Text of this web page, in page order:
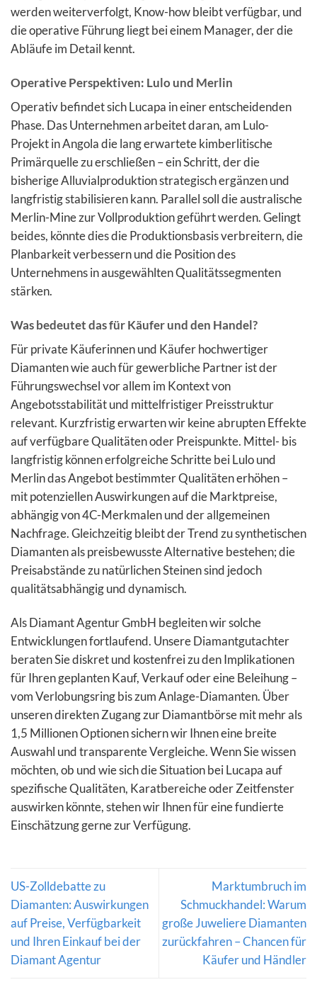
werden weiterverfolgt, Know-how bleibt verfügbar, und
die operative Führung liegt bei einem Manager, der die
Abläufe im Detail kennt.
Operative Perspektiven: Lulo und Merlin
Operativ befindet sich Lucapa in einer entscheidenden
Phase. Das Unternehmen arbeitet daran, am Lulo-
Projekt in Angola die lang erwartete kimberlitische
Primärquelle zu erschließen – ein Schritt, der die
bisherige Alluvialproduktion strategisch ergänzen und
langfristig stabilisieren kann. Parallel soll die australische
Merlin-Mine zur Vollproduktion geführt werden. Gelingt
beides, könnte dies die Produktionsbasis verbreitern, die
Planbarkeit verbessern und die Position des
Unternehmens in ausgewählten Qualitätssegmenten
stärken.
Was bedeutet das für Käufer und den Handel?
Für private Käuferinnen und Käufer hochwertiger
Diamanten wie auch für gewerbliche Partner ist der
Führungswechsel vor allem im Kontext von
Angebotsstabilität und mittelfristiger Preisstruktur
relevant. Kurzfristig erwarten wir keine abrupten Effekte
auf verfügbare Qualitäten oder Preispunkte. Mittel- bis
langfristig können erfolgreiche Schritte bei Lulo und
Merlin das Angebot bestimmter Qualitäten erhöhen –
mit potenziellen Auswirkungen auf die Marktpreise,
abhängig von 4C-Merkmalen und der allgemeinen
Nachfrage. Gleichzeitig bleibt der Trend zu synthetischen
Diamanten als preisbewusste Alternative bestehen; die
Preisabstände zu natürlichen Steinen sind jedoch
qualitätsabhängig und dynamisch.
Als Diamant Agentur GmbH begleiten wir solche
Entwicklungen fortlaufend. Unsere Diamantgutachter
beraten Sie diskret und kostenfrei zu den Implikationen
für Ihren geplanten Kauf, Verkauf oder eine Beleihung –
vom Verlobungsring bis zum Anlage-Diamanten. Über
unseren direkten Zugang zur Diamantbörse mit mehr als
1,5 Millionen Optionen sichern wir Ihnen eine breite
Auswahl und transparente Vergleiche. Wenn Sie wissen
möchten, ob und wie sich die Situation bei Lucapa auf
spezifische Qualitäten, Karatbereiche oder Zeitfenster
auswirken könnte, stehen wir Ihnen für eine fundierte
Einschätzung gerne zur Verfügung.
US-Zolldebatte zu
Diamanten: Auswirkungen
auf Preise, Verfügbarkeit
und Ihren Einkauf bei der
Diamant Agentur
Marktumbruch im
Schmuckhandel: Warum
große Juweliere Diamanten
zurückfahren – Chancen für
Käufer und Händler